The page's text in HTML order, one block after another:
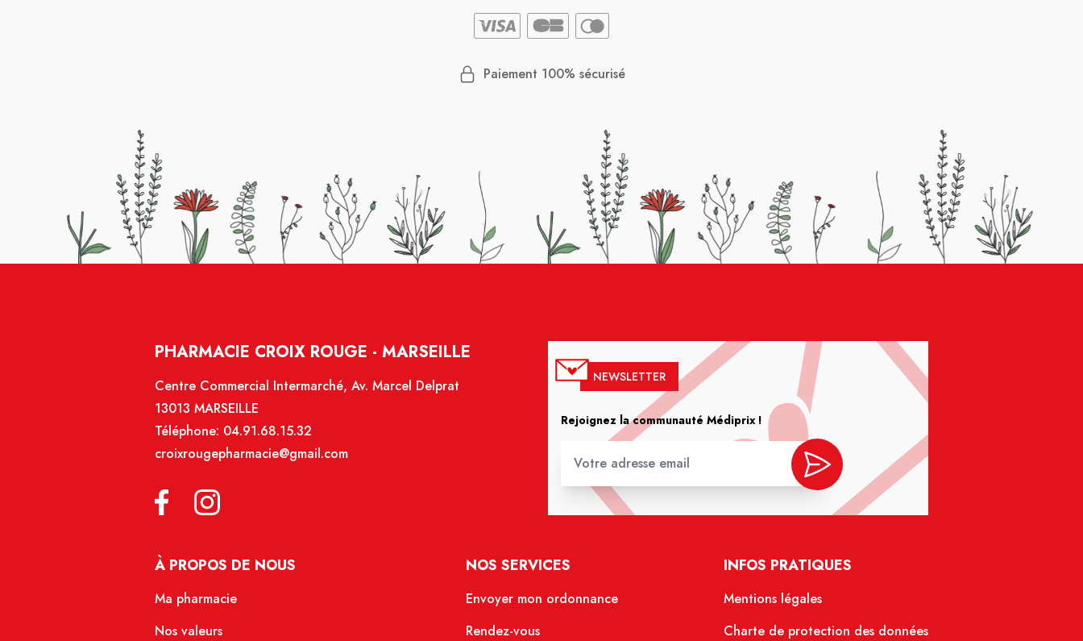
Paiement 100% sécurisé
PHARMACIE CROIX ROUGE - MARSEILLE
Centre Commercial Intermarché, Av. Marcel Delprat
13013 MARSEILLE
Téléphone: 04.91.68.15.32
croixrougepharmacie@gmail.com
NEWSLETTER
Rejoignez la communauté Médiprix !
À PROPOS DE NOUS
Ma pharmacie
Nos valeurs
NOS SERVICES
Envoyer mon ordonnance
Rendez-vous
INFOS PRATIQUES
Mentions légales
Charte de protection des données